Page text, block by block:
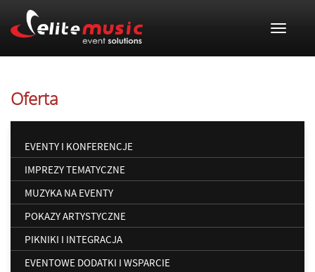
Toggle
Oferta
EVENTY I KONFERENCJE
IMPREZY TEMATYCZNE
MUZYKA NA EVENTY
POKAZY ARTYSTYCZNE
PIKNIKI I INTEGRACJA
EVENTOWE DODATKI I WSPARCIE